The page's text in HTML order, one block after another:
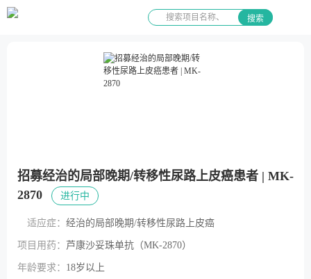
搜索
招募经治的局部晚期/转移性尿路上皮癌患者 | MK-
2870
进行中
适应症： 经治的局部晚期/转移性尿路上皮癌
项目用药： 芦康沙妥珠单抗（MK-2870）
年龄要求： 18岁以上